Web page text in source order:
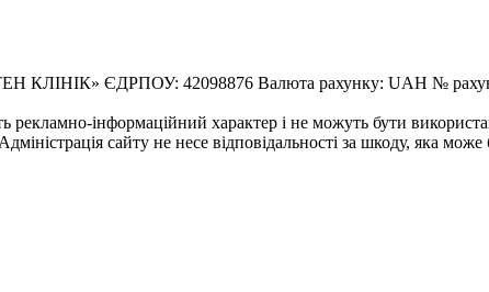
ЄДРПОУ: 42098876 Валюта рахунку: UAH № рахунку:
рекламно-інформаційний характер і не можуть бути
сайту не несе відповідальності за шкоду, яка